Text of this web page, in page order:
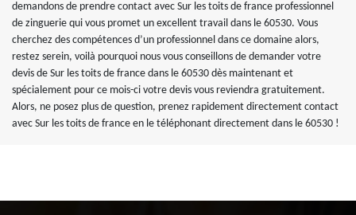
demandons de prendre contact avec Sur les toits de france professionnel
de zinguerie qui vous promet un excellent travail dans le 60530. Vous
cherchez des compétences d’un professionnel dans ce domaine alors,
restez serein, voilà pourquoi nous vous conseillons de demander votre
devis de Sur les toits de france dans le 60530 dès maintenant et
spécialement pour ce mois-ci votre devis vous reviendra gratuitement.
Alors, ne posez plus de question, prenez rapidement directement contact
avec Sur les toits de france en le téléphonant directement dans le 60530 !